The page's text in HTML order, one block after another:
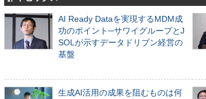
AI Ready Dataを実現するMDM成
功のポイント─サワイグループとJ
SOLが示すデータドリブン経営の
基盤
生成AI活用の成果を阻むものは何